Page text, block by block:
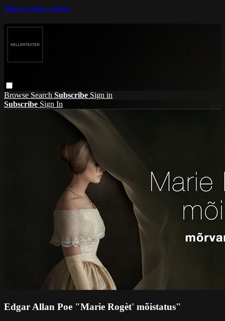
Skip to main content
Browse Search Subscribe Sign in
Subscribe Sign In
Edgar Allan Poe "Marie Rogèt' mõistatus"